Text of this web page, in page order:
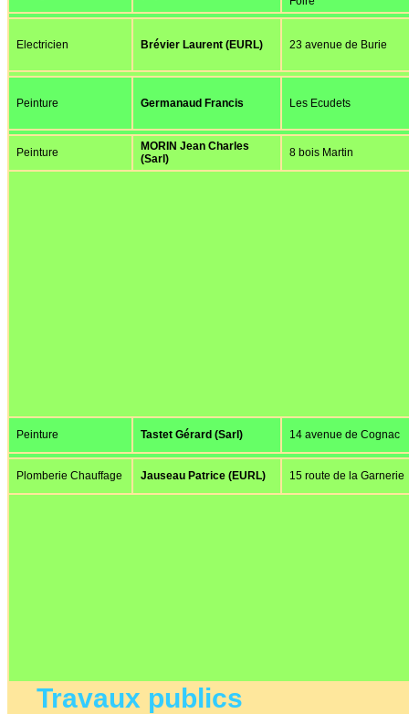
Electricien Brévier Laurent (EURL) 23 avenue de Burie
Peinture Germanaud Francis Les Ecudets
Peinture
MORIN Jean Charles
(Sarl)
8 bois Martin
Peinture Tastet Gérard (Sarl) 14 avenue de Cognac
Plomberie Chauffage Jauseau Patrice (EURL) 15 route de la Garnerie
Travaux publics